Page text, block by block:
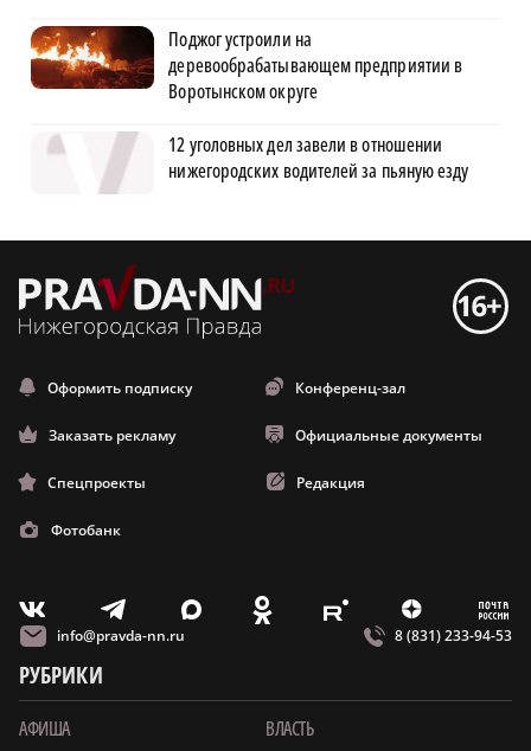
Поджог устроили на
деревообрабатывающем предприятии в
Воротынском округе
12 уголовных дел завели в отношении
нижегородских водителей за пьяную езду
Оформить подписку Конференц-зал
Заказать рекламу Официальные документы
Спецпроекты Редакция
Фотобанк
V T X O E Z m
info@pravda-nn.ru 8 (831) 233-94-53
РУБРИКИ
АФИША
ВЛАСТЬ